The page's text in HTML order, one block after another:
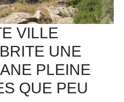
VILLE
UNE
PLEINE
QUE PEU